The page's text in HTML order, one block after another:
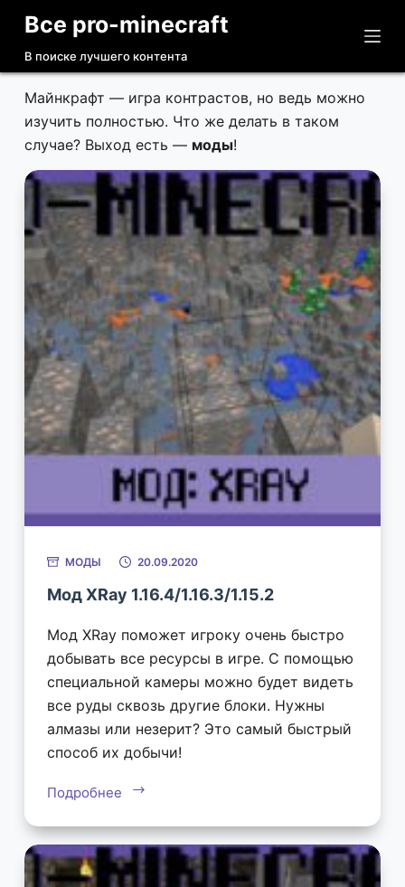
П
р
е
й
т
к
с
у
т
Все pro-minecraft
В поиске лучшего контента
Майнкрафт — игра контрастов, но ведь можно
изучить полностью. Что же делать в таком
случае? Выход есть — моды!
МОДЫ 20.09.2020
Мод XRay 1.16.4/1.16.3/1.15.2
Мод XRay поможет игроку очень быстро
добывать все ресурсы в игре. С помощью
специальной камеры можно будет видеть
все руды сквозь другие блоки. Нужны
алмазы или незерит? Это самый быстрый
способ их добычи!
Подробнее